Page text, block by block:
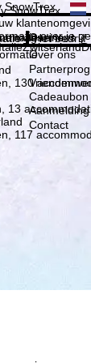
SnowTrex
SnowTrex
over je
Zwitserland
130
13
117
magazine
Het bedrijf
Over ons
Over ons
Cadeaubon
Contact